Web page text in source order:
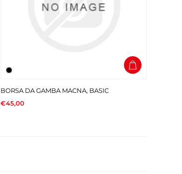
BORSA DA GAMBA MACNA, BASIC
€45,00